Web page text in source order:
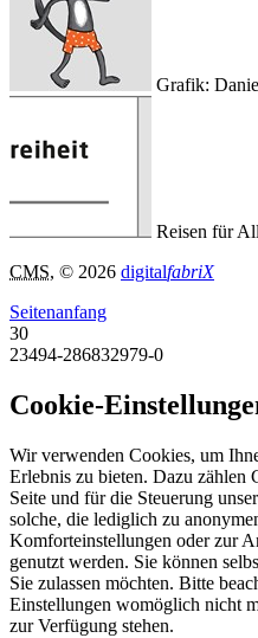
Grafik:
Reisen für
CMS, © 2026 digitalfabriX
Seitenanfang
30
23494-286832979-0
Cookie-
Wir verwenden Cookies, um
Erlebnis zu bieten. Dazu zählen
Seite und für die Steuerung
solche, die lediglich zu
Komforteinstellungen oder zur
genutzt werden. Sie können
Sie zulassen möchten. Bitte
Einstellungen womöglich nicht
zur Verfügung stehen.